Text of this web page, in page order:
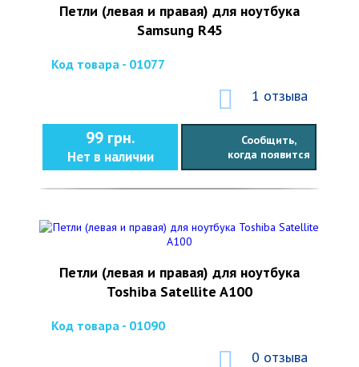
Петли (левая и правая) для ноутбука
Samsung R45
Код товара - 01077
1 отзыва
99 грн.
Нет в наличии
Сообщить,
когда появится
Петли (левая и правая) для ноутбука
Toshiba Satellite A100
Код товара - 01090
0 отзыва